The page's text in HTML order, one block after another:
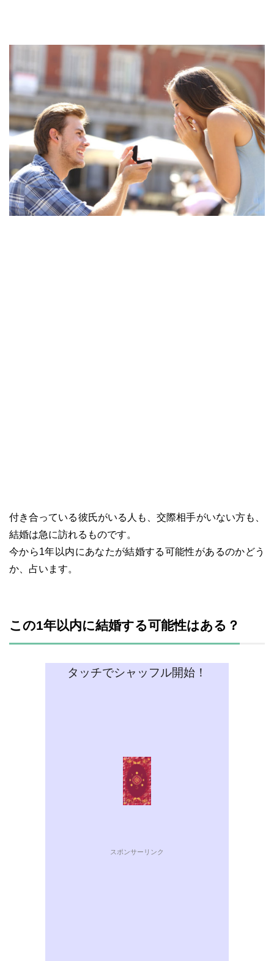
付き合っている彼氏がいる人も、交際相手がいない方も、
結婚は急に訪れるものです。
今から1年以内にあなたが結婚する可能性があるのかどう
か、占います。
この1年以内に結婚する可能性はある？
タッチでシャッフル開始！
スポンサーリンク